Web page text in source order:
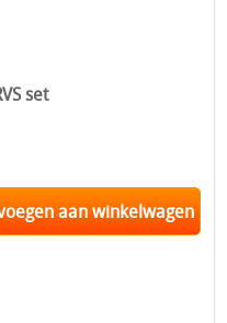
set
aan winkelwagen